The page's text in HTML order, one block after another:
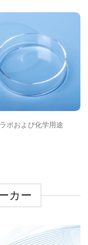
カー
ラボおよび化学用途